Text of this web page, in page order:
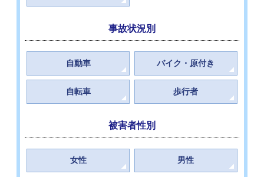
事故状況別
自動車 バイク・原付き
自転車 歩行者
被害者性別
女性 男性